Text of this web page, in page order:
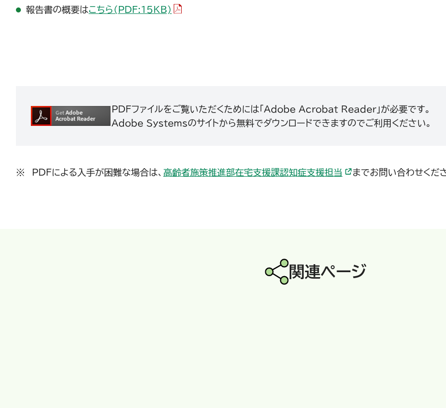
報告書の概要はこちら(PDF:15KB) （PDFファイル）
PDFファイルをご覧いただくためには「Adobe Acrobat Reader」が必要です。
Adobe Systemsのサイトから無料でダウンロードできますのでご利用ください。
PDFによる入手が困難な場合は、 高齢者施策推進部在宅支援課認知症支援担当 までお問い合わせくだ
関連ページ